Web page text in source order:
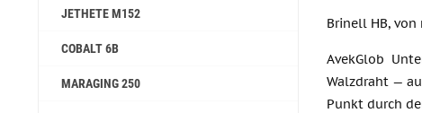
JETHETE M152
COBALT 6B
MARAGING 250
Brinell HB,
AvekGlob
Walzdraht —
Punkt durch